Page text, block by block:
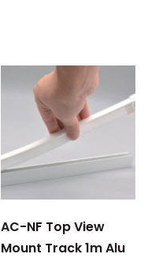
AC-NF Top View
Mount Track 1m Alu